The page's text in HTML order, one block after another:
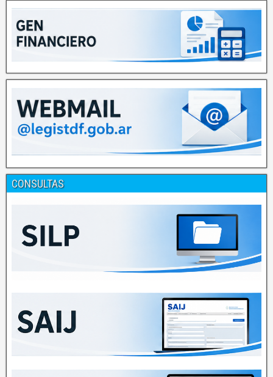
CONSULTAS